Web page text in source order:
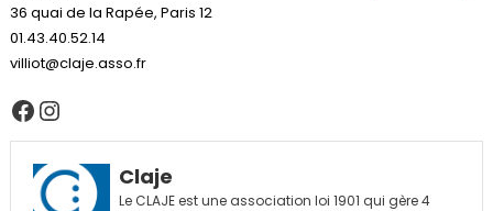
36 quai de la Rapée, Paris 12
01.43.40.52.14
villiot@claje.asso.fr
Facebook
Instagram
Claje
Le CLAJE est une association loi 1901 qui gère 4